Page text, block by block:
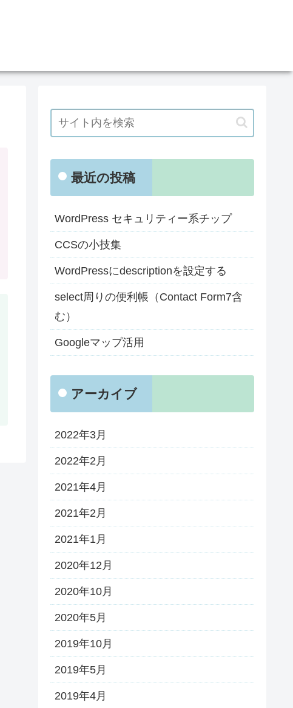
最近の投稿
WordPress セキュリティー系チップ
CCSの小技集
WordPressにdescriptionを設定する
select周りの便利帳（Contact Form7含
む）
Googleマップ活用
アーカイブ
2022年3月
2022年2月
2021年4月
2021年2月
2021年1月
2020年12月
2020年10月
2020年5月
2019年10月
2019年5月
2019年4月